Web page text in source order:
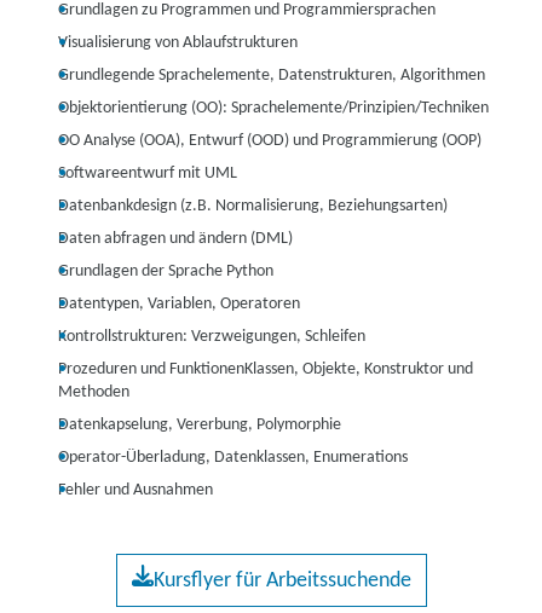
Grundlagen zu Programmen und Programmiersprachen
Visualisierung von Ablaufstrukturen
Grundlegende Sprachelemente, Datenstrukturen, Algorithmen
Objektorientierung (OO): Sprachelemente/Prinzipien/Techniken
OO Analyse (OOA), Entwurf (OOD) und Programmierung (OOP)
Softwareentwurf mit UML
Datenbankdesign (z.B. Normalisierung, Beziehungsarten)
Daten abfragen und ändern (DML)
Grundlagen der Sprache Python
Datentypen, Variablen, Operatoren
Kontrollstrukturen: Verzweigungen, Schleifen
Prozeduren und FunktionenKlassen, Objekte, Konstruktor und
Methoden
Datenkapselung, Vererbung, Polymorphie
Operator-Überladung, Datenklassen, Enumerations
Fehler und Ausnahmen
Kursflyer für Arbeitssuchende